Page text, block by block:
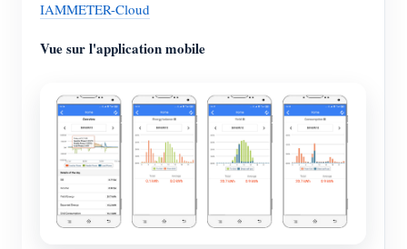
IAMMETER-Cloud
Vue sur l'application mobile